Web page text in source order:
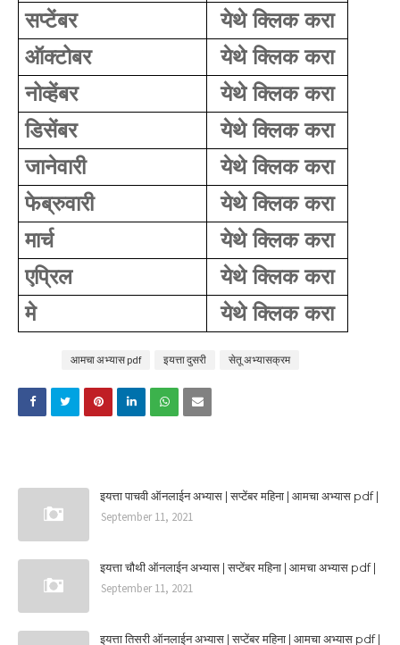
सप्टेंबर
येथे क्लिक करा
ऑक्टोबर
येथे क्लिक करा
नोव्हेंबर
येथे क्लिक करा
डिसेंबर
येथे क्लिक करा
जानेवारी
येथे क्लिक करा
फेब्रुवारी
येथे क्लिक करा
मार्च
येथे क्लिक करा
एप्रिल
येथे क्लिक करा
मे
येथे क्लिक करा
आमचा अभ्यास pdf इयत्ता दुसरी सेतू अभ्यासक्रम
इयत्ता पाचवी ऑनलाईन अभ्यास | सप्टेंबर महिना | आमचा अभ्यास pdf |
September 11, 2021
इयत्ता चौथी ऑनलाईन अभ्यास | सप्टेंबर महिना | आमचा अभ्यास pdf |
September 11, 2021
इयत्ता तिसरी ऑनलाईन अभ्यास | सप्टेंबर महिना | आमचा अभ्यास pdf |